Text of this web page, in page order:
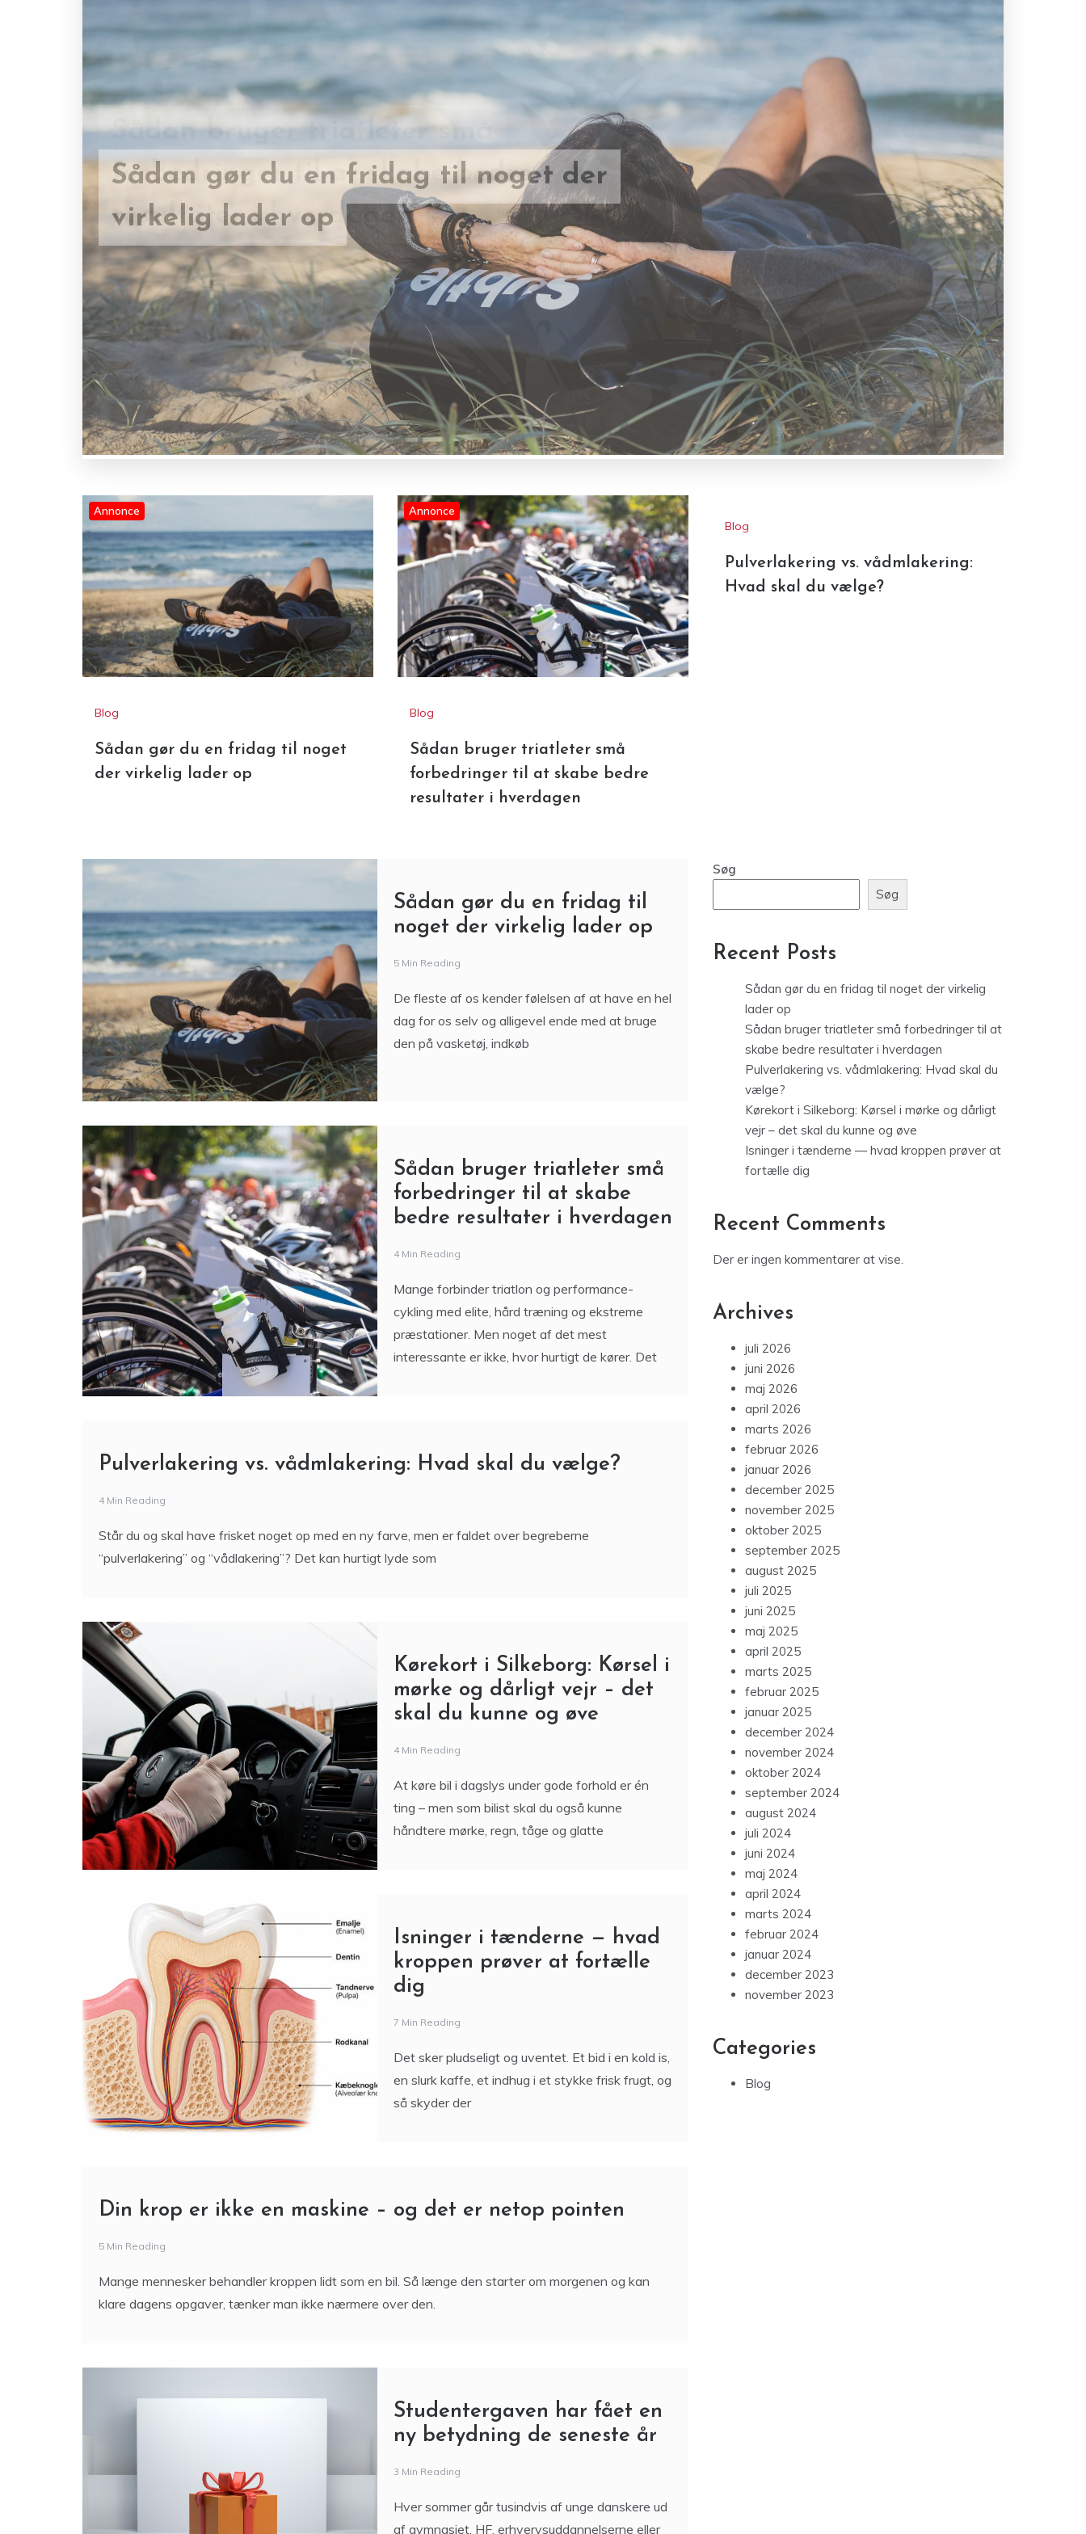
Sådan gør du en fridag til noget der
virkelig lader op
Sådan bruger triatleter små
forbedringer til at skabe bedre
resultater i hverdagen
Annonce
Blog
Sådan gør du en fridag til noget
der virkelig lader op
Annonce
Blog
Sådan bruger triatleter små
forbedringer til at skabe bedre
resultater i hverdagen
Blog
Pulverlakering vs. vådmlakering:
Hvad skal du vælge?
Sådan gør du en fridag til
noget der virkelig lader op
5 Min Reading
De fleste af os kender følelsen af at have en hel
dag for os selv og alligevel ende med at bruge
den på vasketøj, indkøb
Sådan bruger triatleter små
forbedringer til at skabe
bedre resultater i hverdagen
4 Min Reading
Mange forbinder triatlon og performance-
cykling med elite, hård træning og ekstreme
præstationer. Men noget af det mest
interessante er ikke, hvor hurtigt de kører. Det
Pulverlakering vs. vådmlakering: Hvad skal du vælge?
4 Min Reading
Står du og skal have frisket noget op med en ny farve, men er faldet over begreberne
“pulverlakering” og “vådlakering”? Det kan hurtigt lyde som
Kørekort i Silkeborg: Kørsel i
mørke og dårligt vejr – det
skal du kunne og øve
4 Min Reading
At køre bil i dagslys under gode forhold er én
ting – men som bilist skal du også kunne
håndtere mørke, regn, tåge og glatte
Isninger i tænderne — hvad
kroppen prøver at fortælle
dig
7 Min Reading
Det sker pludseligt og uventet. Et bid i en kold is,
en slurk kaffe, et indhug i et stykke frisk frugt, og
så skyder der
Din krop er ikke en maskine – og det er netop pointen
5 Min Reading
Mange mennesker behandler kroppen lidt som en bil. Så længe den starter om morgenen og kan
klare dagens opgaver, tænker man ikke nærmere over den.
Studentergaven har fået en
ny betydning de seneste år
3 Min Reading
Hver sommer går tusindvis af unge danskere ud
af gymnasiet, HF, erhvervsuddannelserne eller
Søg
Søg
Recent Posts
Sådan gør du en fridag til noget der virkelig
lader op
Sådan bruger triatleter små forbedringer til at
skabe bedre resultater i hverdagen
Pulverlakering vs. vådmlakering: Hvad skal du
vælge?
Kørekort i Silkeborg: Kørsel i mørke og dårligt
vejr – det skal du kunne og øve
Isninger i tænderne — hvad kroppen prøver at
fortælle dig
Recent Comments
Der er ingen kommentarer at vise.
Archives
juli 2026
juni 2026
maj 2026
april 2026
marts 2026
februar 2026
januar 2026
december 2025
november 2025
oktober 2025
september 2025
august 2025
juli 2025
juni 2025
maj 2025
april 2025
marts 2025
februar 2025
januar 2025
december 2024
november 2024
oktober 2024
september 2024
august 2024
juli 2024
juni 2024
maj 2024
april 2024
marts 2024
februar 2024
januar 2024
december 2023
november 2023
Categories
Blog